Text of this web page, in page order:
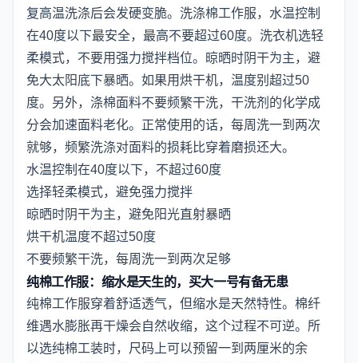
复高温洗涤后会发硬变脆。洗涤棉工作服，水温控制
在40度以下最安全，最高不要超过60度。洗衣机选轻
柔模式，不要用强力搅拌档位。晾晒时阴干为主，避
免大太阳底下暴晒。如果用烘干机，温度别超过50
度。另外，涤棉面料不要频繁干洗，干洗剂的化学成
分会加速面料老化。正常使用的话，每周洗一到两次
就够，频繁洗涤对面料的损耗比穿着磨损还大。
水温控制在40度以下，不超过60度
选择轻柔模式，避免强力搅拌
晾晒时阴干为主，避免阳光直射暴晒
烘干机温度不超过50度
不要频繁干洗，每周洗一到两次足够
纯棉工作服：缩水是天生的，买大一号有备无患
纯棉工作服穿着舒适透气，但缩水是天然特性。棉纤
维遇水膨胀再干燥会自然收缩，这个过程不可逆。所
以选纯棉工装时，尺码上可以预留一到两厘米的余